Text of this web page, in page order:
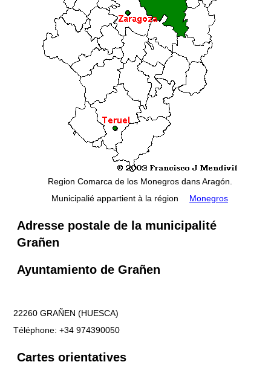
Region Comarca de los Monegros dans Aragón.
Municipalié appartient à la région
Monegros
Adresse postale de la municipalité
Grañen
Ayuntamiento de Grañen
22260 GRAÑEN (HUESCA)
Téléphone: +34 974390050
Cartes orientatives